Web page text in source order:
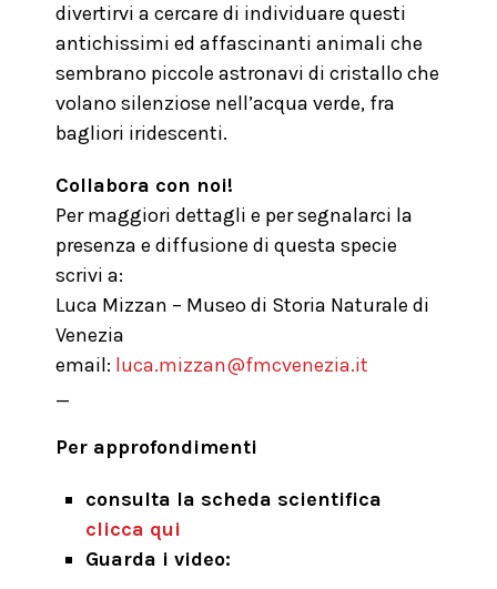
divertirvi a cercare di individuare questi
antichissimi ed affascinanti animali che
sembrano piccole astronavi di cristallo che
volano silenziose nell’acqua verde, fra
bagliori iridescenti.
Collabora con noi!
Per maggiori dettagli e per segnalarci la
presenza e diffusione di questa specie
scrivi a:
Luca Mizzan – Museo di Storia Naturale di
Venezia
email: luca.mizzan@fmcvenezia.it
_
Per approfondimenti
consulta la scheda scientifica
clicca qui
Guarda i video: